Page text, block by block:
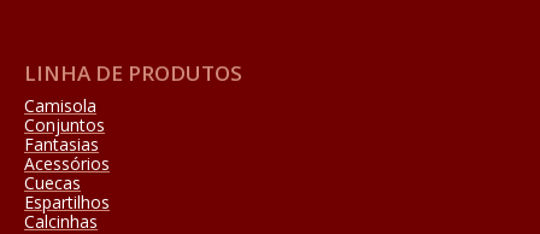
LINHA DE PRODUTOS
Camisola
Conjuntos
Fantasias
Acessórios
Cuecas
Espartilhos
Calcinhas